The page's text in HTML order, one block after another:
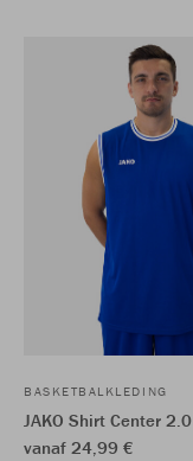
BASKETBALKLEDING
JAKO Shirt Center 2.0
vanaf 24,99 €